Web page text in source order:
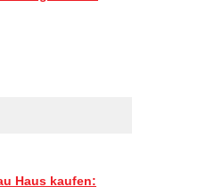
Haus kaufen: